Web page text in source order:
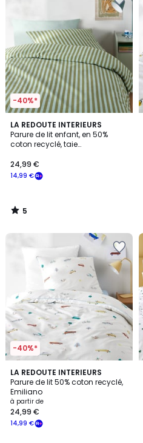
-40%*
LA REDOUTE INTERIEURS
Parure de lit enfant, en 50%
coton recyclé, taie
14,99 €
24,99 €
5
/
5
5
/
-40%*
LA REDOUTE INTERIEURS
Parure de lit 50% coton recyclé,
Emiliano
à partir de
14,99 €
24,99 €
3,5
/ 5